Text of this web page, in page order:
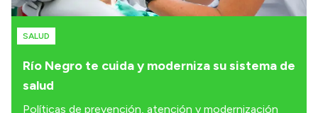
Río Negro te cuida y moderniza su sistema de
salud
SALUD
Políticas de prevención, atención y modernización